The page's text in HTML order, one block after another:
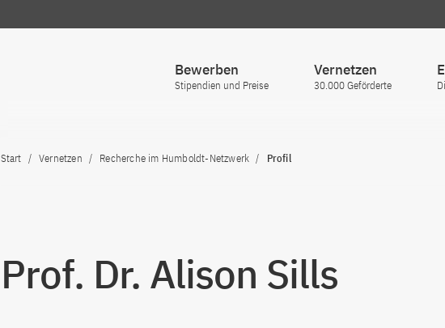
Bewerben
Stipendien und Preise
Vernetzen
30.000 Geförderte
Start Vernetzen Recherche im Humboldt-Netzwerk Profil
Prof. Dr. Alison Sills